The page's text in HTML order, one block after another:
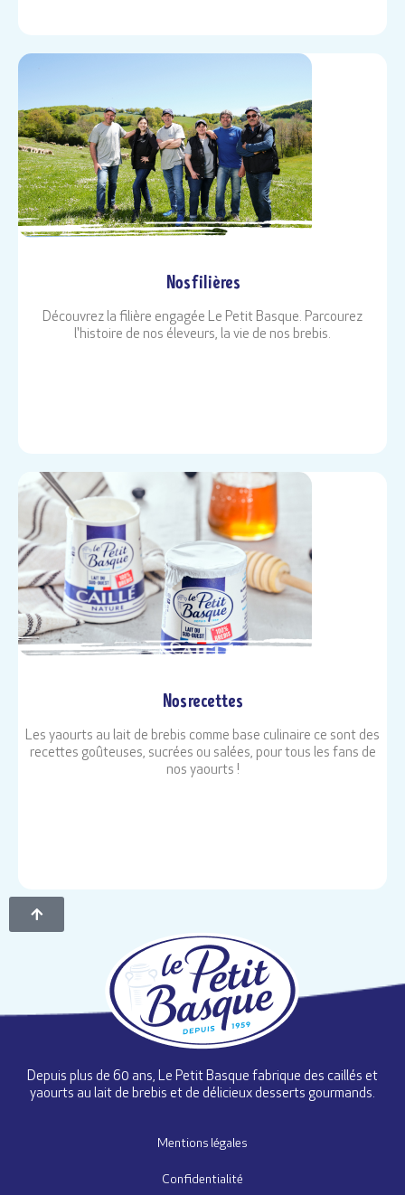
Nos filières
Découvrez la filière engagée Le Petit Basque. Parcourez
l'histoire de nos éleveurs, la vie de nos brebis.
Nos recettes
Les yaourts au lait de brebis comme base culinaire ce sont des
recettes goûteuses, sucrées ou salées, pour tous les fans de
nos yaourts !
Depuis plus de 60 ans, Le Petit Basque fabrique des caillés et
yaourts au lait de brebis et de délicieux desserts gourmands.
Mentions légales
Confidentialité